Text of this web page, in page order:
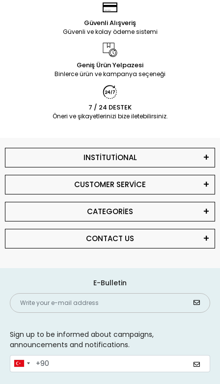
Güvenli Alışveriş
Güvenli ve kolay ödeme sistemi
Geniş Ürün Yelpazesi
Binlerce ürün ve kampanya seçeneği
7 / 24 DESTEK
Öneri ve şikayetlerinizi bize iletebilirsiniz.
INSTİTUTİONAL
CUSTOMER SERVİCE
CATEGORİES
CONTACT US
E-Bulletin
Sign up to be informed about campaigns,
announcements and notifications.